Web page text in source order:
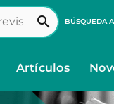
search BÚSQUEDA
Artículos